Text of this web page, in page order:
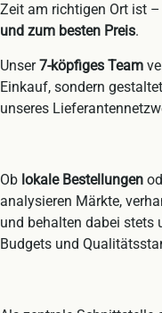
Zeit am richtigen Ort ist
und zum besten Preis.
Unser7-köpfiges Team
Einkauf, sondern
unseres
Ob lokale Bestellungen
analysieren Märkte,
und behalten dabei stets
Budgets und